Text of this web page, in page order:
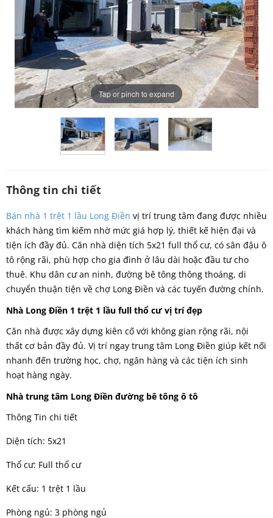
Tap or pinch to expand
Thông tin chi tiết
Bán nhà 1 trệt 1 lầu Long Điền vị trí trung tâm đang được nhiều
khách hàng tìm kiếm nhờ mức giá hợp lý, thiết kế hiện đại và
tiện ích đầy đủ. Căn nhà diện tích 5x21 full thổ cư, có sân đậu ô
tô rộng rãi, phù hợp cho gia đình ở lâu dài hoặc đầu tư cho
thuê. Khu dân cư an ninh, đường bê tông thông thoáng, di
chuyển thuận tiện về chợ Long Điền và các tuyến đường chính.
Nhà Long Điền 1 trệt 1 lầu full thổ cư vị trí đẹp
Căn nhà được xây dựng kiên cố với không gian rộng rãi, nội
thất cơ bản đầy đủ. Vị trí ngay trung tâm Long Điền giúp kết nối
nhanh đến trường học, chợ, ngân hàng và các tiện ích sinh
hoạt hàng ngày.
Nhà trung tâm Long Điền đường bê tông ô tô
Thông Tin chi tiết
Diện tích: 5x21
Thổ cư: Full thổ cư
Kết cấu: 1 trệt 1 lầu
Phòng ngủ: 3 phòng ngủ